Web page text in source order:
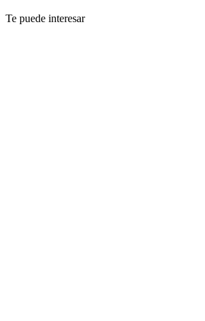
Te puede interesar